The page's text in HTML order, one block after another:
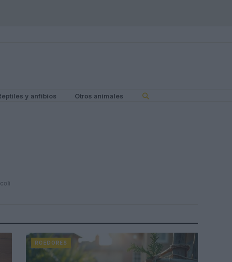
y anfibios Otros animales
ROEDORES